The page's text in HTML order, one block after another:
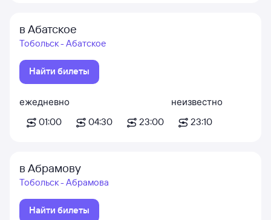
в Абатское
Тобольск - Абатское
Найти билеты
ежедневно
01:00
04:30 23:00
неизвестно
23:10
в Абрамову
Тобольск - Абрамова
Найти билеты